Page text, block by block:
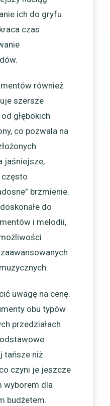
ich do gryfu
czas
również
szersze
głębokich
co pozwala na
jaśniejsze,
często
brzmienie.
do
i melodii,
uwagę na cenę.
obu typów
przedziałach
tańsze niż
czyni je jeszcze
wyborem dla
budżetem.